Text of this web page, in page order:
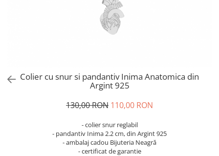
Coliere Transparente cu Stea
Coliere Transparente cu Soare
Coliere Transparente cu Semilună
Coliere Transparente cu Flori
Coliere Transparente cu Molecule
Coliere Transparente cu Pietre
Coliere Transparente Diverse
Colier cu snur si pandantiv Inima Anatomica din
Argint 925
130,00 RON 110,00 RON
- colier snur reglabil
- pandantiv Inima 2.2 cm, din Argint 925
- ambalaj cadou Bijuteria Neagră
- certificat de garantie